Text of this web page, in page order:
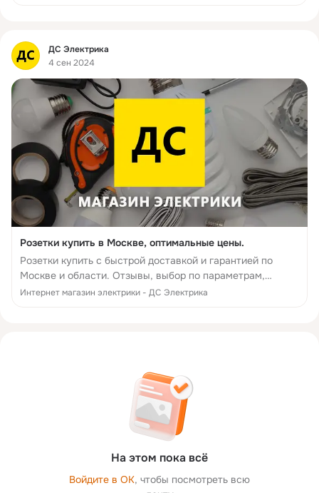
Фид
ДС Электрика
4 сен 2024
Розетки купить в Москве, оптимальные цены.
Розетки купить с быстрой доставкой и гарантией по
Москве и области. Отзывы, выбор по параметрам,
производители, фото, статьи и технические
Интернет магазин электрики - ДС Электрика
На этом пока всё
Войдите в ОК, чтобы посмотреть всю